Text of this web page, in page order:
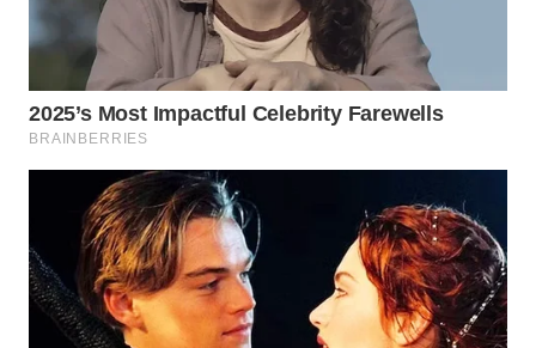
SUKABUMI
WN
PURWAKARTA
WN
PRIANGAN
TIMUR
WN
SEMARANG